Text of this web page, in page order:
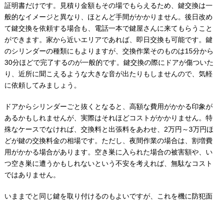
証明書だけです。見積り金額もその場でもらえるため、鍵交換は一
般的なイメージと異なり、ほとんど手間がかかりません。後日改め
て鍵交換を依頼する場合も、電話一本で鍵屋さんに来てもらうこと
ができます。家から近いエリアであれば、即日交換も可能です。鍵
のシリンダーの種類にもよりますが、交換作業そのものは15分から
30分ほどで完了するのが一般的です。鍵交換の際にドアが傷ついた
り、近所に聞こえるような大きな音が出たりもしませんので、気軽
に依頼してみましょう。
ドアからシリンダーごと抜くとなると、高額な費用がかかる印象が
あるかもしれませんが、実際はそれほどコストがかかりません。特
殊なケースでなければ、交換料と出張料をあわせ、2万円～3万円ほ
どが鍵の交換料金の相場です。ただし、夜間作業の場合は、割増費
用がかかる場合があります。空き巣に入られた場合の被害額や、い
つ空き巣に遭うかもしれないという不安を考えれば、無駄なコスト
ではありません。
いままでと同じ鍵を取り付けるのもよいですが、これを機に防犯面